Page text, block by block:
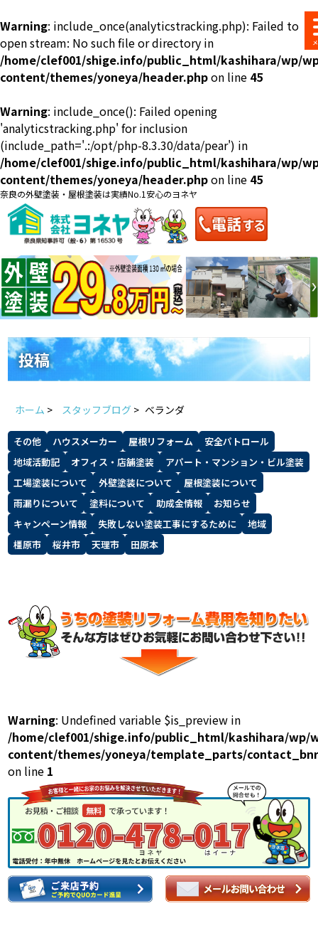
Warning: include_once(analyticstracking.php): Failed to
open stream: No such file or directory in
/home/clef001/shige.info/public_html/kashihara/wp/
content/themes/yoneya/header.phpon line 45
Warning: include_once(): Failed opening
'analyticstracking.php' for inclusion
(include_path='.:/opt/php-8.3.30/data/pear') in
/home/clef001/shige.info/public_html/kashihara/wp/
content/themes/yoneya/header.phpon line 45
奈良の外壁塗装・屋根塗装は実績No.1安心のヨネヤ
料金一覧 会社案内
来店予約 お問い合わせ
お見積り
地域の事例がいっぱい
ヨネヤの施工実績
Home お客様の声
スタッフ紹介 よくあるご質問
ヨネヤがお客様から選ばれる10の理
由
リフォームローン
見積もりシミュレーション
投稿
ホーム > スタッフブログ > ベランダ
その他 ハウスメーカー 屋根リフォーム
安全パトロール
地域活動記
オフィス・店舗塗装
アパート・マンション・ビル塗装
工場塗装について
外壁塗装について
屋根塗装について
雨漏りについて
塗料について 助成金情報
お知らせ
キャンペーン情報
失敗しない塗装工事にするために
地域
橿原市
桜井市 天理市 田原本
Warning: Undefined variable $is_preview in
/home/clef001/shige.info/public_html/kashihara/wp/
content/themes/yoneya/template_parts/
on line 1